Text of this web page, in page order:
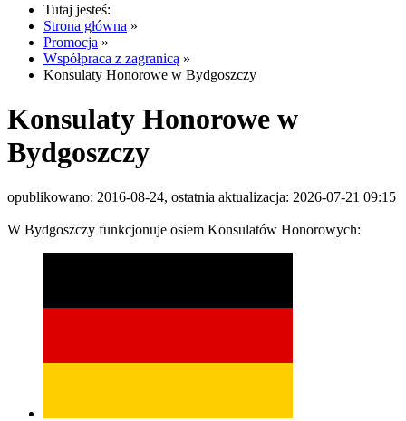
Tutaj jesteś:
Strona główna »
Promocja »
Współpraca z zagranicą »
Konsulaty Honorowe w Bydgoszczy
Konsulaty Honorowe w
Bydgoszczy
opublikowano: 2016-08-24, ostatnia aktualizacja: 2026-07-21 09:15
W Bydgoszczy funkcjonuje osiem Konsulatów Honorowych: